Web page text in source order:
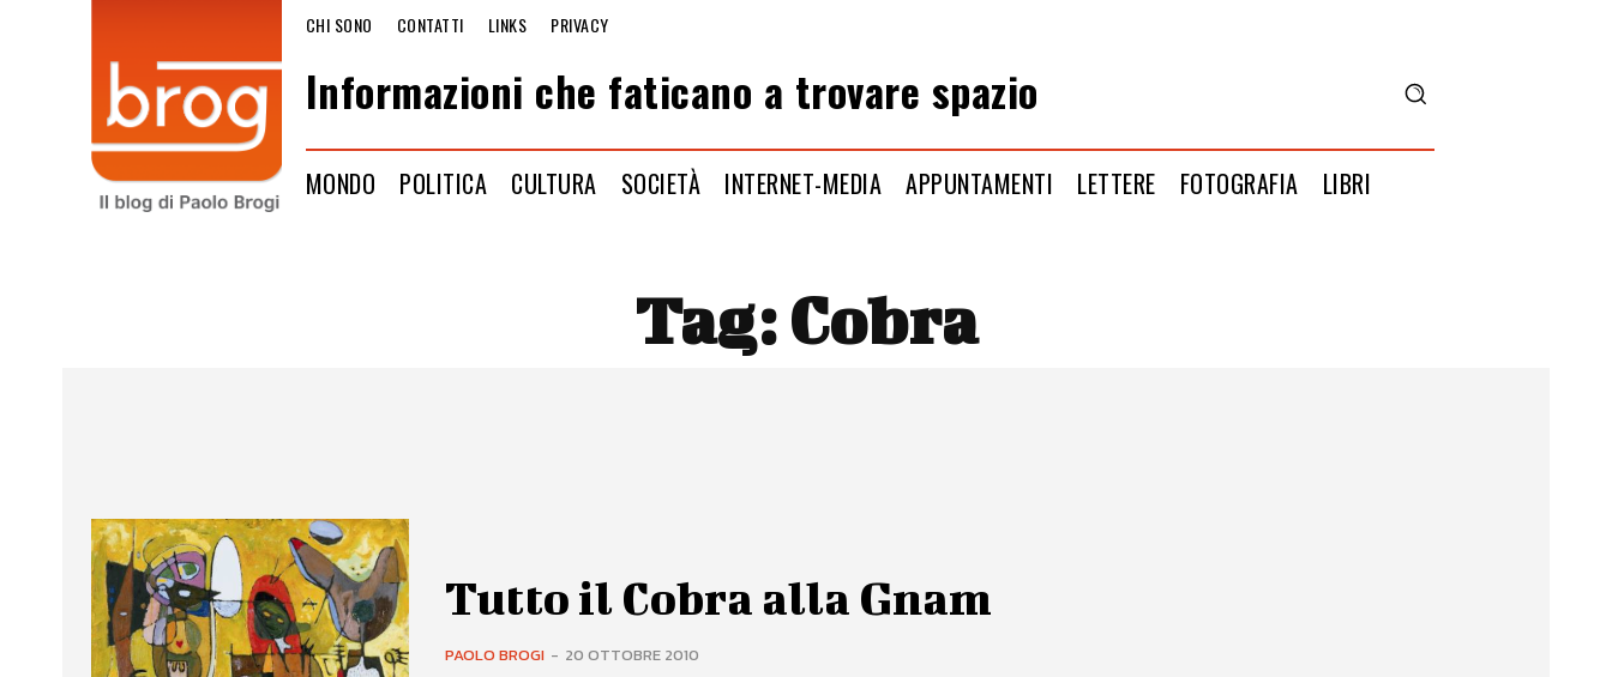
CHI SONO CONTATTI LINKS PRIVACY
Informazioni che faticano a trovare spazio
MONDO POLITICA CULTURA SOCIETÀ INTERNET-MEDIA APPUNTAMENTI LETTERE FOTOGRAFIA LIBRI
Tag:Cobra
Tutto il Cobra alla Gnam
PAOLO BROGI - 20 OTTOBRE 2010